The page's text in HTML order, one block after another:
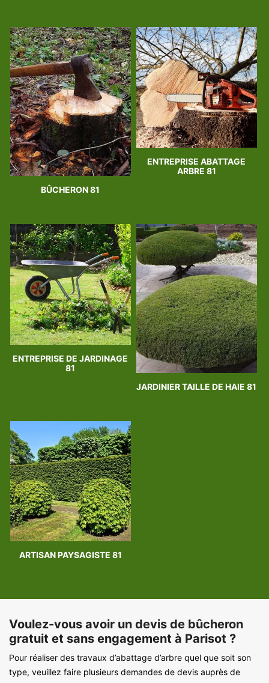
BÛCHERON 81
ENTREPRISE ABATTAGE
ARBRE 81
ENTREPRISE DE JARDINAGE
81
JARDINIER TAILLE DE HAIE 81
ARTISAN PAYSAGISTE 81
Voulez-vous avoir un devis de bûcheron
gratuit et sans engagement à Parisot ?
Pour réaliser des travaux d’abattage d’arbre quel que soit son
type, veuillez faire plusieurs demandes de devis auprès de